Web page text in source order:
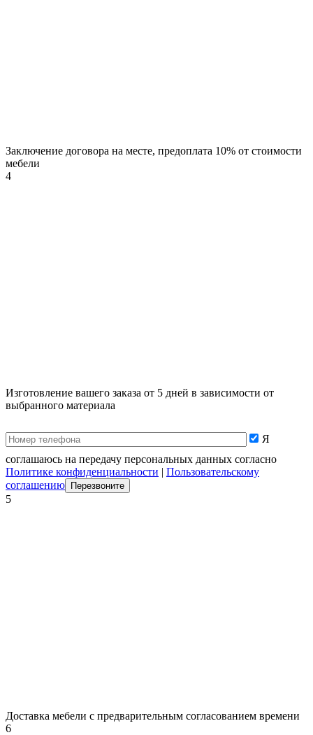
Заключение договора на месте, предоплата 10% от стоимости
мебели
4
Изготовление вашего заказа от 5 дней в зависимости от
выбранного материала
Я
соглашаюсь на передачу персональных данных согласно
Политике конфиденциальности | Пользовательскому
соглашению
5
Доставка мебели с предварительным согласованием времени
6